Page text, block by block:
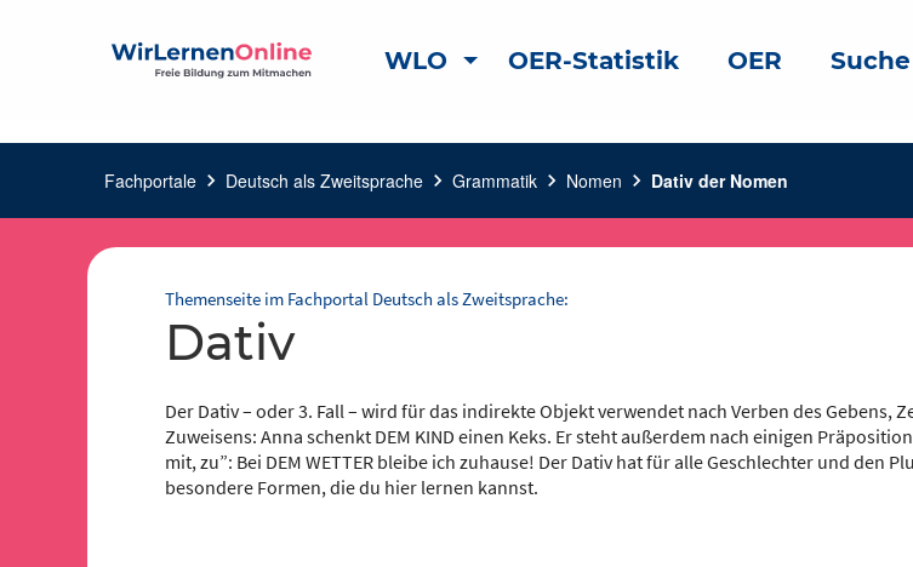
WLO OER-Statistik OER Suche
Fachportale chevron_right Deutsch als Zweitsprache chevron_right Grammatik chevron_right Nomen chevron_right Dativ der Nomen
Themenseite im Fachportal Deutsch als Zweitsprache:
Dativ
Der Dativ – oder 3. Fall – wird für das indirekte Objekt verwendet nach Verben des Gebens,
Zuweisens: Anna schenkt DEM KIND einen Keks. Er steht außerdem nach einigen
mit, zu”: Bei DEM WETTER bleibe ich zuhause! Der Dativ hat für alle Geschlechter und den
besondere Formen, die du hier lernen kannst.